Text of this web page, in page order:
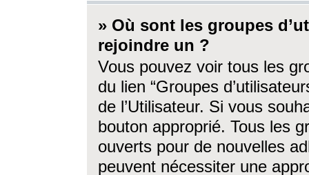
» Où sont les groupes
rejoindre un ?
Vous pouvez voir tous les
du lien “Groupes
de l’Utilisateur. Si vous
bouton approprié. Tous les
ouverts pour de nouvelles
peuvent nécessiter une